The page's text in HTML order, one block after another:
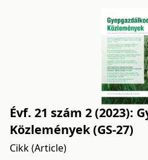
Évf. 21 szám 2 (2023):
Közlemények (GS-27)
Cikk (Article)